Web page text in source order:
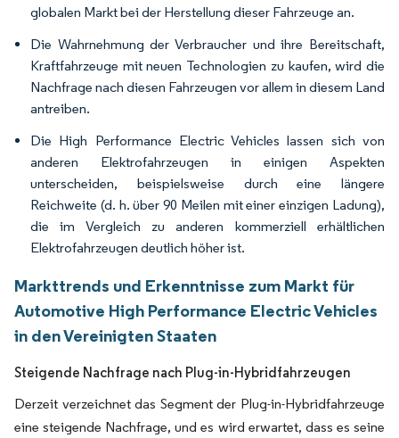
globalen Markt bei der Herstellung dieser Fahrzeuge an.
Die Wahrnehmung der Verbraucher und ihre Bereitschaft,
Kraftfahrzeuge mit neuen Technologien zu kaufen, wird die
Nachfrage nach diesen Fahrzeugen vor allem in diesem Land
antreiben.
Die High Performance Electric Vehicles lassen sich von
anderen Elektrofahrzeugen in einigen Aspekten
unterscheiden, beispielsweise durch eine längere
Reichweite (d. h. über 90 Meilen mit einer einzigen Ladung),
die im Vergleich zu anderen kommerziell erhältlichen
Elektrofahrzeugen deutlich höher ist.
Markttrends und Erkenntnisse zum Markt für
Automotive High Performance Electric Vehicles
in den Vereinigten Staaten
Steigende Nachfrage nach Plug-in-Hybridfahrzeugen
Derzeit verzeichnet das Segment der Plug-in-Hybridfahrzeuge
eine steigende Nachfrage, und es wird erwartet, dass es seine